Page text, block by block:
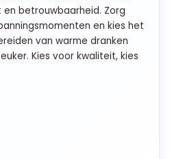
betrouwbaarheid. Zorg
en kies het
van warme dranken
Kies voor kwaliteit, kies